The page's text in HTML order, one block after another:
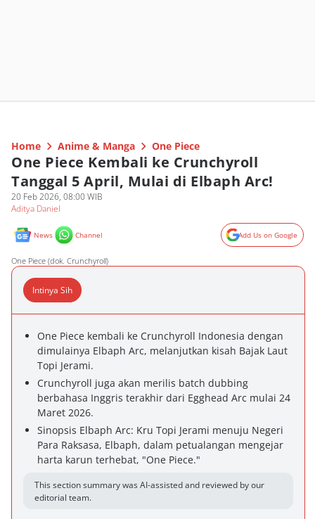
Home Anime & Manga One Piece
One Piece Kembali ke Crunchyroll
Tanggal 5 April, Mulai di Elbaph Arc!
20 Feb 2026, 08:00 WIB
Aditya Daniel
News Channel Add Us on Google
One Piece (dok. Crunchyroll)
Intinya Sih
One Piece kembali ke Crunchyroll Indonesia dengan
dimulainya Elbaph Arc, melanjutkan kisah Bajak Laut
Topi Jerami.
Crunchyroll juga akan merilis batch dubbing
berbahasa Inggris terakhir dari Egghead Arc mulai 24
Maret 2026.
Sinopsis Elbaph Arc: Kru Topi Jerami menuju Negeri
Para Raksasa, Elbaph, dalam petualangan mengejar
harta karun terhebat, "One Piece."
This section summary was AI-assisted and reviewed by our
editorial team.